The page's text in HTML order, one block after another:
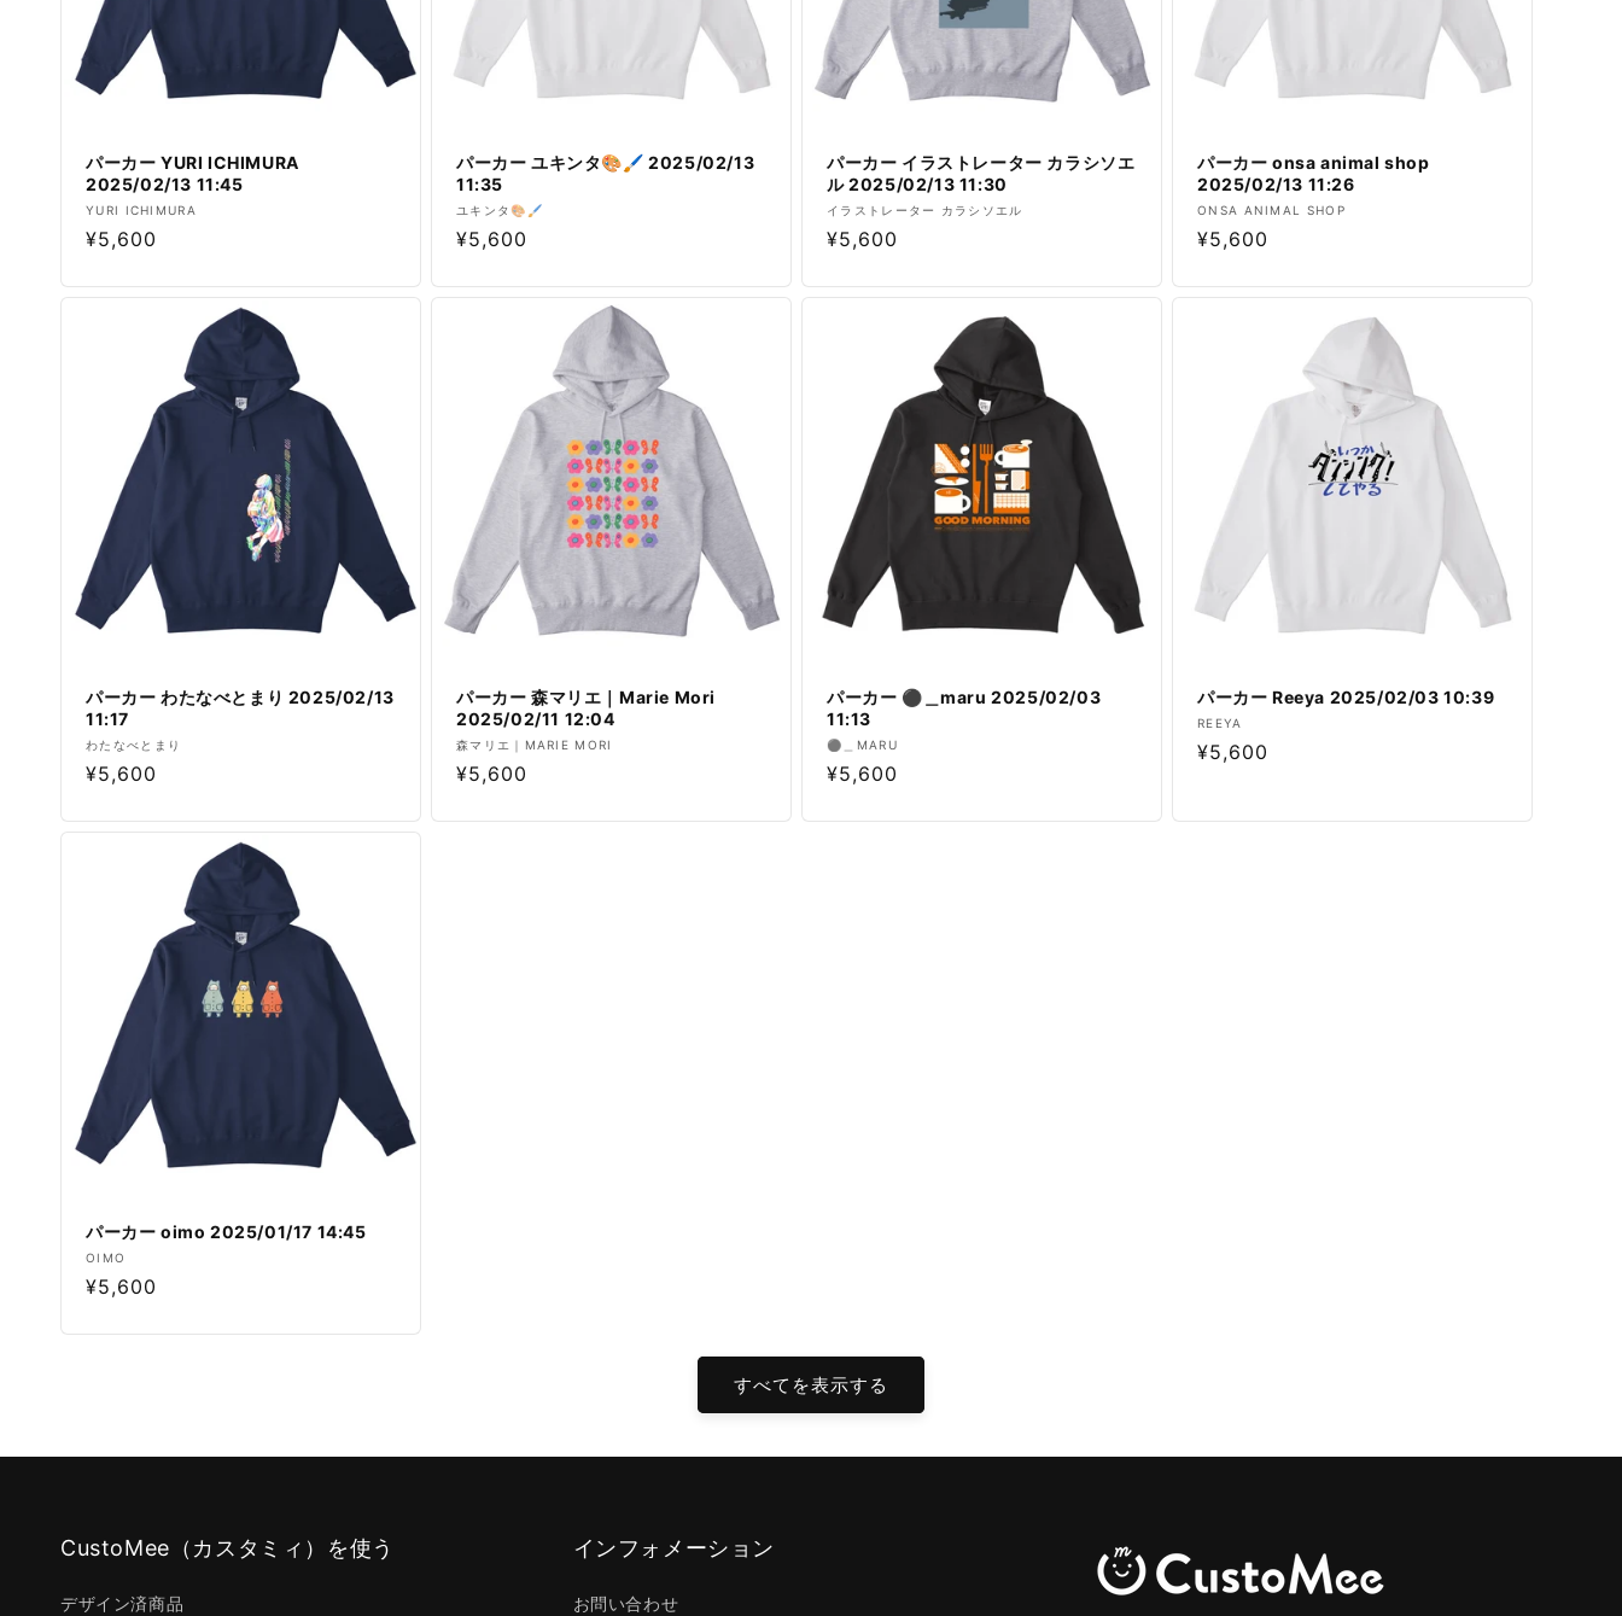
パーカー YURI ICHIMURA
2025/02/13 11:45
販
売
YURI ICHIMURA
通
価
¥5,600
パーカー ユキンタ🎨🖌 2025/02/13
11:35
販
売
ユキンタ🎨🖌
通
価
¥5,600
パーカー イラストレーター カラシソエ
ル 2025/02/13 11:30
販
売
イラストレーター カラシソエル
通
価
¥5,600
パーカー onsa animal shop
2025/02/13 11:26
販
売
ONSA ANIMAL SHOP
通
価
¥5,600
パーカー わたなべとまり 2025/02/13
11:17
販
売
わたなべとまり
通
価
¥5,600
パーカー 森マリエ｜Marie Mori
2025/02/11 12:04
販
売
森マリエ｜MARIE MORI
通
¥5,600
パーカー ⚫︎＿maru 2025/02/03
11:13
販
売
⚫︎＿MARU
通
¥5,600
パーカー Reeya 2025/02/03 10:39
販
売
REEYA
通
¥5,600
パーカー oimo 2025/01/17 14:45
販
売
OIMO
通
¥5,600
すべてを表示する
CustoMee（カスタミィ）を使う
デザイン済商品
インフォメーション
お問い合わせ